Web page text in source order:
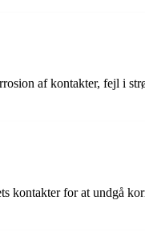
af kontakter, fejl i
for at undgå